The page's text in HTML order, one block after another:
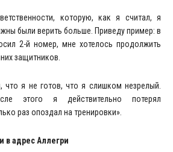
которую, как я считал, я
были верить больше. Приведу пример: в
2-й номер, мне хотелось продолжить
защитников.
что я не готов, что я слишком незрелый.
этого я действительно потерял
раз опоздал на тренировки».
в адрес Аллегри